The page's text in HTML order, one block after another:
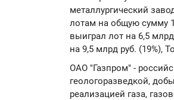
металлургический
лотам на общую сумму
выиграл лот на 6,5
на 9,5 млрд руб. (19%),
ОАО "Газпром" -
геологоразведкой,
реализацией газа,